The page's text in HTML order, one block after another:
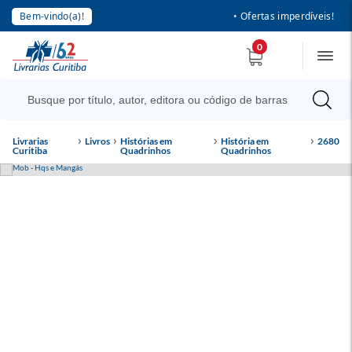
Bem-vindo(a)! • Ofertas imperdíveis!
0
Livrarias
Curitiba
Livros
Histórias em
Quadrinhos
História em
Quadrinhos
2680